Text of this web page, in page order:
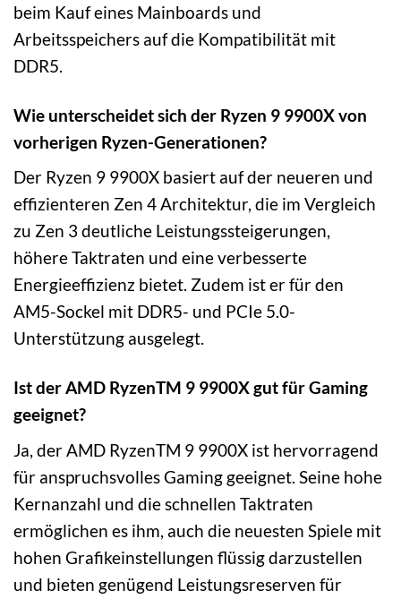
beim Kauf eines Mainboards und
Arbeitsspeichers auf die Kompatibilität mit
DDR5.
Wie unterscheidet sich der Ryzen 9 9900X von
vorherigen Ryzen-Generationen?
Der Ryzen 9 9900X basiert auf der neueren und
effizienteren Zen 4 Architektur, die im Vergleich
zu Zen 3 deutliche Leistungssteigerungen,
höhere Taktraten und eine verbesserte
Energieeffizienz bietet. Zudem ist er für den
AM5-Sockel mit DDR5- und PCIe 5.0-
Unterstützung ausgelegt.
Ist der AMD RyzenTM 9 9900X gut für Gaming
geeignet?
Ja, der AMD RyzenTM 9 9900X ist hervorragend
für anspruchsvolles Gaming geeignet. Seine hohe
Kernanzahl und die schnellen Taktraten
ermöglichen es ihm, auch die neuesten Spiele mit
hohen Grafikeinstellungen flüssig darzustellen
und bieten genügend Leistungsreserven für